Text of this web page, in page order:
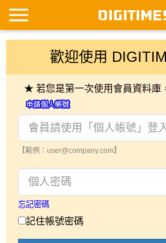
歡迎使用
★ 若您是第一次使用會員資料庫
【範例：user@company.com】
忘記密碼
記住帳號密碼